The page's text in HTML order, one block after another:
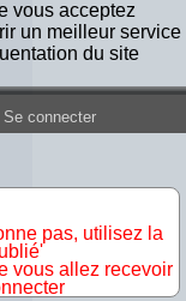
vous acceptez
un meilleur service
du site
Se connecter
pas, utilisez la
vous allez recevoir